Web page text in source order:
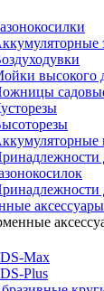
высокого
Max
Plus